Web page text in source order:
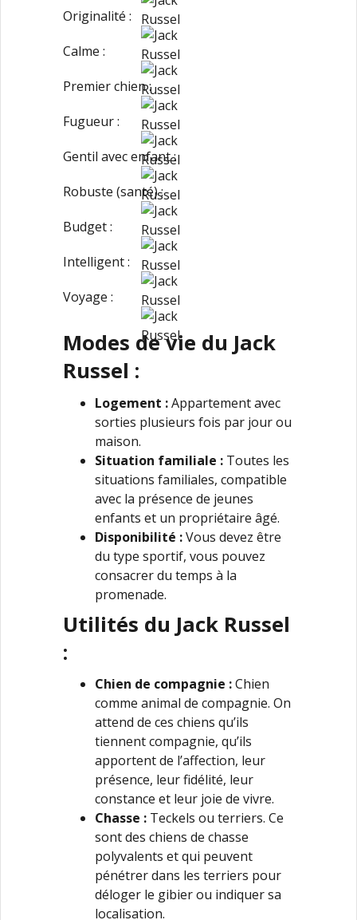
Originalité :
Calme :
Premier chien :
Fugueur :
Gentil avec enfant :
Robuste (santé) :
Budget :
Intelligent :
Voyage :
Modes de vie du Jack
Russel :
Logement :Appartement avec
sorties plusieurs fois par jour ou
maison.
Situation familiale : Toutes les
situations familiales, compatible
avec la présence de jeunes
enfants et un propriétaire âgé.
Disponibilité :Vous devez être
du type sportif, vous pouvez
consacrer du temps à la
promenade.
Utilités du Jack Russel
:
Chien de compagnie :Chien
comme animal de compagnie. On
attend de ces chiens qu’ils
tiennent compagnie, qu’ils
apportent de l’affection, leur
présence, leur fidélité, leur
constance et leur joie de vivre.
Chasse : Teckels ou terriers. Ce
sont des chiens de chasse
polyvalents et qui peuvent
pénétrer dans les terriers pour
déloger le gibier ou indiquer sa
localisation.